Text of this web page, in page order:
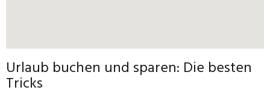
Urlaub buchen und sparen: Die besten
Tricks